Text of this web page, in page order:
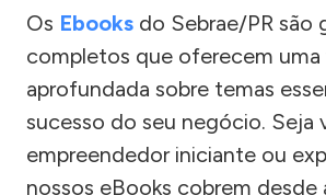
Os Ebooks do Sebrae/PR são
completos que oferecem uma
aprofundada sobre temas
sucesso do seu negócio. Seja
empreendedor iniciante ou
nossos eBooks cobrem desde